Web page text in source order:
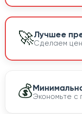
🚀Лучшее
Сделаем
💰Экономьте с